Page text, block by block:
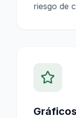
riesgo de